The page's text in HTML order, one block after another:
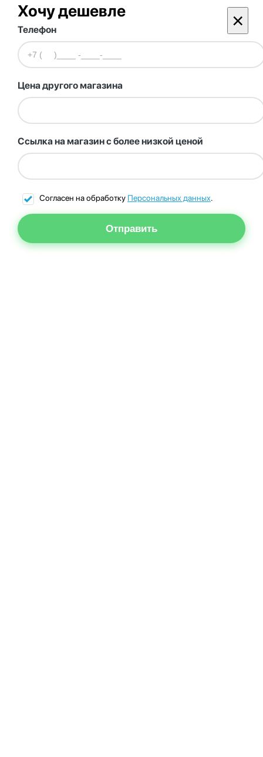
Хочу дешевле ×
Телефон
Цена другого магазина
Ссылка на магазин с более низкой ценой
Согласен на обработку Персональных данных.
Отправить